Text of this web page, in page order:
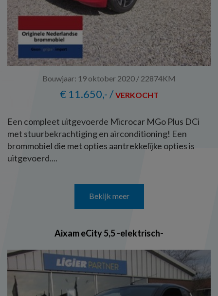
Bouwjaar: 19 oktober 2020 / 22874KM
€ 11.650,- / VERKOCHT
Een compleet uitgevoerde Microcar MGo Plus DCi
met stuurbekrachtiging en airconditioning! Een
brommobiel die met opties aantrekkelijke opties is
uitgevoerd....
Bekijk meer
Aixam eCity 5,5 -elektrisch-